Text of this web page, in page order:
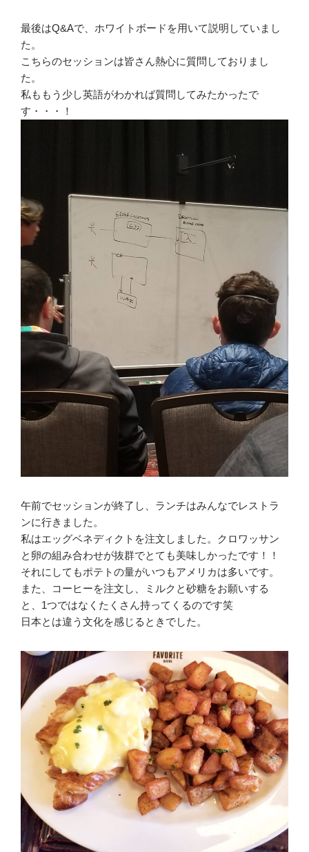
最後はQ&Aで、ホワイトボードを用いて説明していまし
た。
こちらのセッションは皆さん熱心に質問しておりまし
た。
私ももう少し英語がわかれば質問してみたかったで
す・・・！
午前でセッションが終了し、ランチはみんなでレストラ
ンに行きました。
私はエッグベネディクトを注文しました。クロワッサン
と卵の組み合わせが抜群でとても美味しかったです！！
それにしてもポテトの量がいつもアメリカは多いです。
また、コーヒーを注文し、ミルクと砂糖をお願いする
と、1つではなくたくさん持ってくるのです笑
日本とは違う文化を感じるときでした。